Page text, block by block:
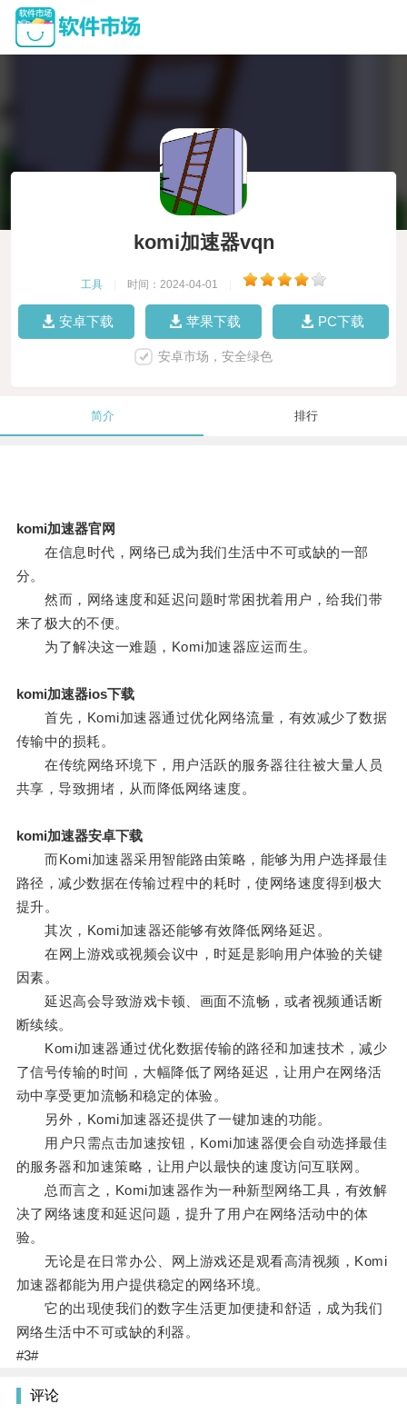
komi加速器vqn
工具 时间：2024-04-01
安卓下载 苹果下载 PC下载
安卓市场，安全绿色
简介 排行
komi加速器官网
在信息时代，网络已成为我们生活中不可或缺的一部
分。
然而，网络速度和延迟问题时常困扰着用户，给我们带
来了极大的不便。
为了解决这一难题，Komi加速器应运而生。
komi加速器ios下载
首先，Komi加速器通过优化网络流量，有效减少了数据
传输中的损耗。
在传统网络环境下，用户活跃的服务器往往被大量人员
共享，导致拥堵，从而降低网络速度。
komi加速器安卓下载
而Komi加速器采用智能路由策略，能够为用户选择最佳
路径，减少数据在传输过程中的耗时，使网络速度得到极大
提升。
其次，Komi加速器还能够有效降低网络延迟。
在网上游戏或视频会议中，时延是影响用户体验的关键
因素。
延迟高会导致游戏卡顿、画面不流畅，或者视频通话断
断续续。
Komi加速器通过优化数据传输的路径和加速技术，减少
了信号传输的时间，大幅降低了网络延迟，让用户在网络活
动中享受更加流畅和稳定的体验。
另外，Komi加速器还提供了一键加速的功能。
用户只需点击加速按钮，Komi加速器便会自动选择最佳
的服务器和加速策略，让用户以最快的速度访问互联网。
总而言之，Komi加速器作为一种新型网络工具，有效解
决了网络速度和延迟问题，提升了用户在网络活动中的体
验。
无论是在日常办公、网上游戏还是观看高清视频，Komi
加速器都能为用户提供稳定的网络环境。
它的出现使我们的数字生活更加便捷和舒适，成为我们
网络生活中不可或缺的利器。
#3#
评论